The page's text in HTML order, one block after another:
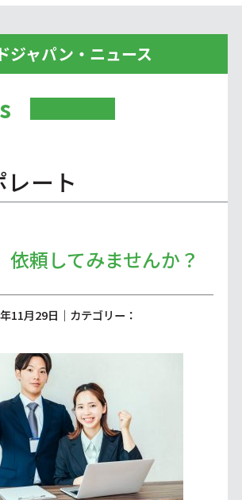
ジャパン・ニュース
レート
依頼してみませんか？
11月29日｜カテゴリー：